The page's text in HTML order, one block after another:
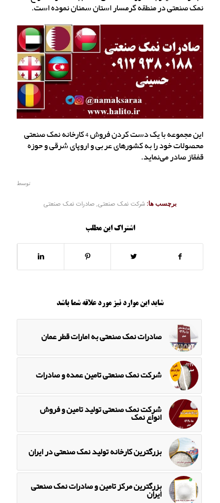
نمک صنعتی در منطقه گرمسار استان سمنان نموده است.
این مجموعه با یک دست کردن فروش 4 کارخانه نمک صنعتی
محصولات خود را به کشورهای عربی و اروپای شرقی و حوزه
قفقاز صادر می‌نماید.
توسط
برچسب ها: شرکت نمک صنعتی, صادرات نمک صنعتی
اشتراک این مطلب
شاید این موارد نیز مورد علاقه شما باشد
صادرات نمک صنعتی به امارات قطر عمان
شرکت نمک صنعتی تامین عمده و صادرات
شرکت نمک صنعتی تولید تامین و فروش
انواع نمک
بزرگترین کارخانه تولید نمک صنعتی در ایران
بزرگترین مرکز تامین و صادرات نمک صنعتی
ایران